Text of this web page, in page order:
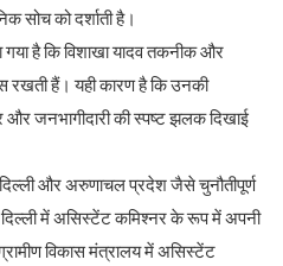
सोच को दर्शाती है।
गया है कि विशाखा यादव तकनीक और
हैं। यही कारण है कि उनकी
जनभागीदारी की स्पष्ट झलक दिखाई
और अरुणाचल प्रदेश जैसे चुनौतीपूर्ण
दिल्ली में असिस्टेंट कमिश्नर के रूप में अपनी
विकास मंत्रालय में असिस्टेंट